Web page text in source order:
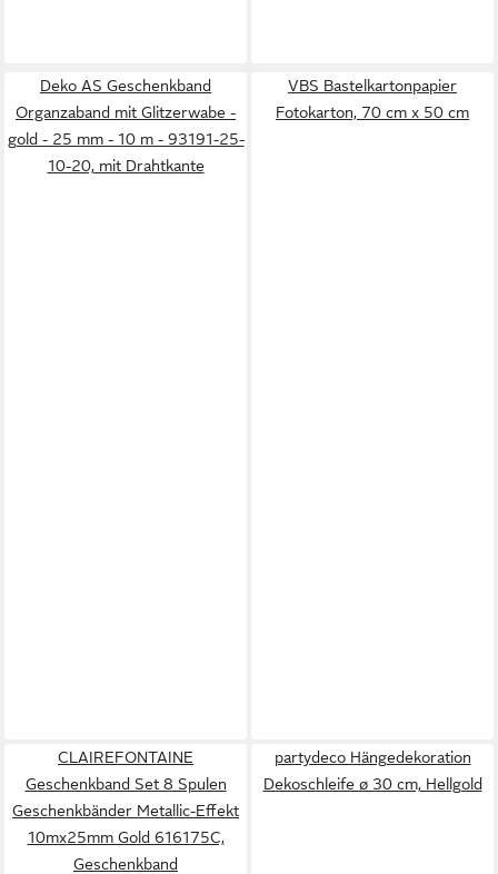
Deko AS Geschenkband
Organzaband mit Glitzerwabe -
gold - 25 mm - 10 m - 93191-25-
10-20, mit Drahtkante
VBS Bastelkartonpapier
Fotokarton, 70 cm x 50 cm
CLAIREFONTAINE
Geschenkband Set 8 Spulen
Geschenkbänder Metallic-Effekt
10mx25mm Gold 616175C,
Geschenkband
partydeco Hängedekoration
Dekoschleife ø 30 cm, Hellgold